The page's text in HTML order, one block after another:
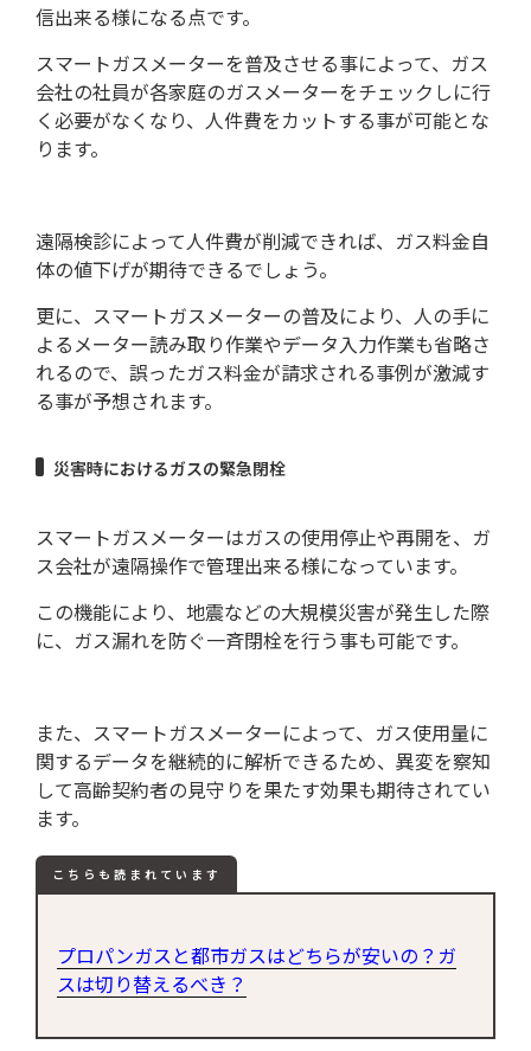
信出来る様になる点です。
スマートガスメーターを普及させる事によって、ガス
会社の社員が各家庭のガスメーターをチェックしに行
く必要がなくなり、人件費をカットする事が可能とな
ります。
遠隔検診によって人件費が削減できれば、ガス料金自
体の値下げが期待できるでしょう。
更に、スマートガスメーターの普及により、人の手に
よるメーター読み取り作業やデータ入力作業も省略さ
れるので、誤ったガス料金が請求される事例が激減す
る事が予想されます。
災害時におけるガスの緊急閉栓
スマートガスメーターはガスの使用停止や再開を、ガ
ス会社が遠隔操作で管理出来る様になっています。
この機能により、地震などの大規模災害が発生した際
に、ガス漏れを防ぐ一斉閉栓を行う事も可能です。
また、スマートガスメーターによって、ガス使用量に
関するデータを継続的に解析できるため、異変を察知
して高齢契約者の見守りを果たす効果も期待されてい
ます。
こちらも読まれています
プロパンガスと都市ガスはどちらが安いの？ガ
スは切り替えるべき？